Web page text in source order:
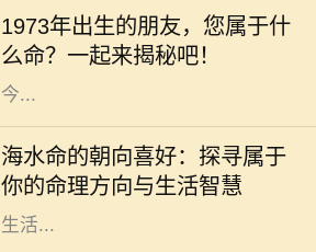
1973年出生的朋友，您属于什
么命？一起来揭秘吧！
1973年，这个年份不仅是新历史的起
点，更是成千上万生命的诞生之年。
今...
海水命的朝向喜好：探寻属于
你的命理方向与生活智慧
在命理学中，海水命是一种受人喜爱
的命格。它代表着依赖变化与流动的
特性，仿佛大海一般，能够包容万
象，适应环境。而海水命的人在选择
生活...
在中国传统文化中，命理学一直扮演